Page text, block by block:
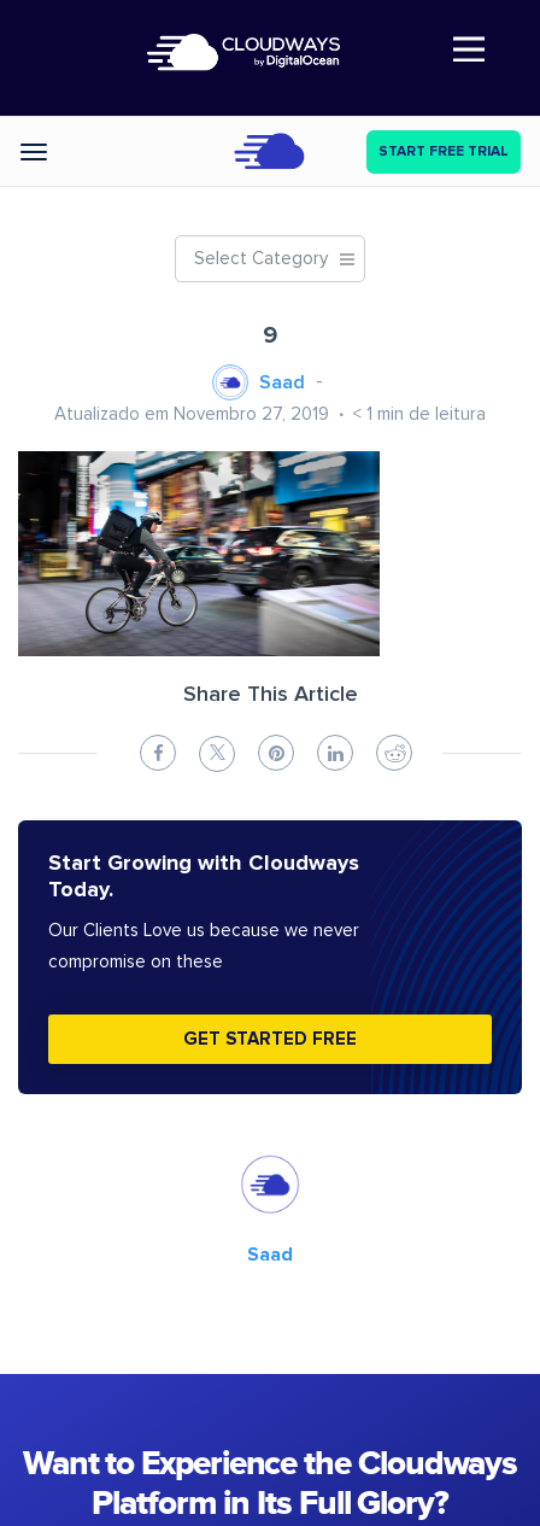
Abre a navegação
Categories START FREE TRIAL
Select Category
9
Saad
Atualizado em Novembro 27, 2019 < 1 min de leitura
Share This Article
Start Growing with Cloudways
Today.
Our Clients Love us because we never
compromise on these
GET STARTED FREE
Saad
Want to Experience the Cloudways
Platform in Its Full Glory?